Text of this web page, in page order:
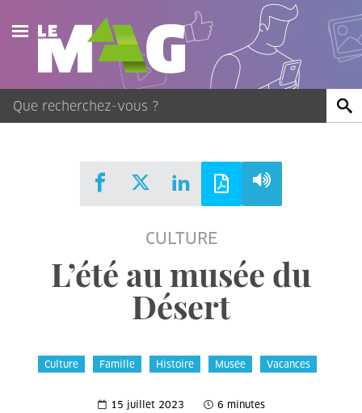
Actualités
Agenda
Publications
CULTURE
L’été au musée du
Désert
Culture Famille Histoire Musée Vacances
15 juillet 2023 6 minutes